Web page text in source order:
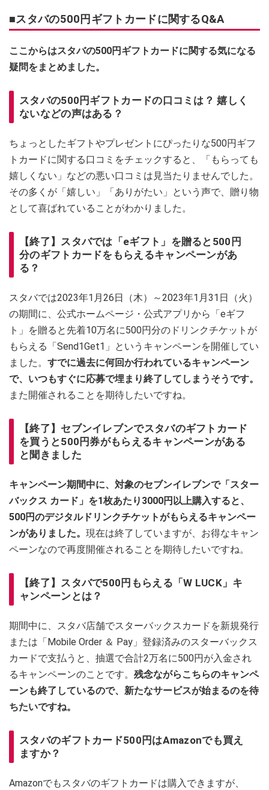
■スタバの500円ギフトカードに関するQ&A
ここからはスタバの500円ギフトカードに関する気になる
疑問をまとめました。
スタバの500円ギフトカードの口コミは？ 嬉しく
ないなどの声はある？
ちょっとしたギフトやプレゼントにぴったりな500円ギフ
トカードに関する口コミをチェックすると、「もらっても
嬉しくない」などの悪い口コミは見当たりませんでした。
その多くが「嬉しい」「ありがたい」という声で、贈り物
として喜ばれていることがわかりました。
【終了】スタバでは「eギフト」を贈ると500円
分のギフトカードをもらえるキャンペーンがあ
る？
スタバでは2023年1月26日（木）～2023年1月31日（火）
の期間に、公式ホームページ・公式アプリから「eギフ
ト」を贈ると先着10万名に500円分のドリンクチケットが
もらえる「Send1Get1」というキャンペーンを開催してい
ました。 すでに過去に何回か行われているキャンペーン
で、いつもすぐに応募で埋まり終了してしまうそうです。
また開催されることを期待したいですね。
【終了】セブンイレブンでスタバのギフトカード
を買うと500円券がもらえるキャンペーンがある
と聞きました
キャンペーン期間中に、対象のセブンイレブンで「スター
バックス カード」を1枚あたり3000円以上購入すると、
500円のデジタルドリンクチケットがもらえるキャンペー
ンがありました。 現在は終了していますが、お得なキャン
ペーンなので再度開催されることを期待したいですね。
【終了】スタバで500円もらえる「W LUCK」キ
ャンペーンとは？
期間中に、スタバ店舗でスターバックスカードを新規発行
または「Mobile Order ＆ Pay」登録済みのスターバックス
カードで支払うと、抽選で合計2万名に500円が入金され
るキャンペーンのことです。 残念ながらこちらのキャンペ
ーンも終了しているので、新たなサービスが始まるのを待
ちたいですね。
スタバのギフトカード500円はAmazonでも買え
ますか？
Amazonでもスタバのギフトカードは購入できますが、